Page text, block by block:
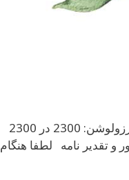
دانلود قاب با طرح گل گرد با فرمت PNG ( پس زمینه شفاف) نوع فایل: PNG رزولوشن: 2300 در 2300
تقدیر نامه لطفا هنگام